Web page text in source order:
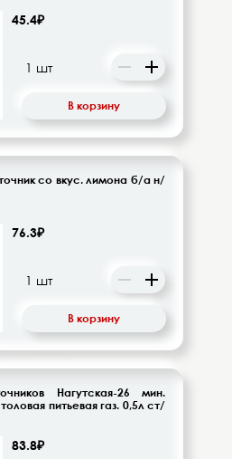
45.4₽
В корзину
со вкус. лимона б/а н/
76.3₽
В корзину
Нагутская-26 мин.
питьевая газ. 0,5л ст/
83.8₽